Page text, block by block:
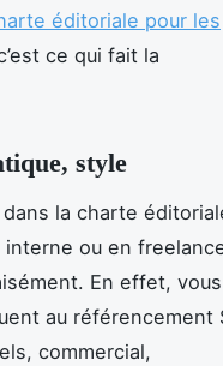
éditoriale pour les
ce qui fait la
style
la charte
ou en
En effet, vous
au référencement
commercial,